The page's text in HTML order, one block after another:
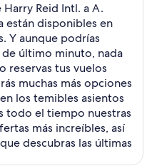
Reid Intl. a A.
están disponibles en
Y aunque podrías
último minuto, nada
reservas tus vuelos
muchas más opciones
los temibles asientos
todo el tiempo nuestras
más increíbles, así
descubras las últimas